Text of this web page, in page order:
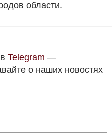
области.
Telegram —
о наших новостях